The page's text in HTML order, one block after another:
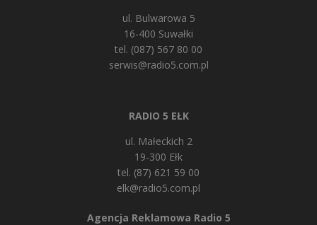
ul. Bulwarowa 5
16-400 Suwałki
tel. (087) 567 80 00
serwis@radio5.com.pl
RADIO 5 EŁK
ul. Małeckich 2
19-300 Ełk
tel. (87) 621 59 00
elk@radio5.com.pl
Agencja Reklamowa Radio 5